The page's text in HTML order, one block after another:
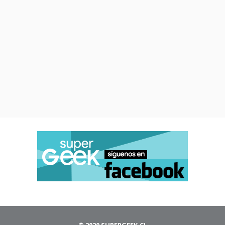
se está moviendo tan rápido
que esa ausencia se percibe
cada vez más.
En cuanto al software, la